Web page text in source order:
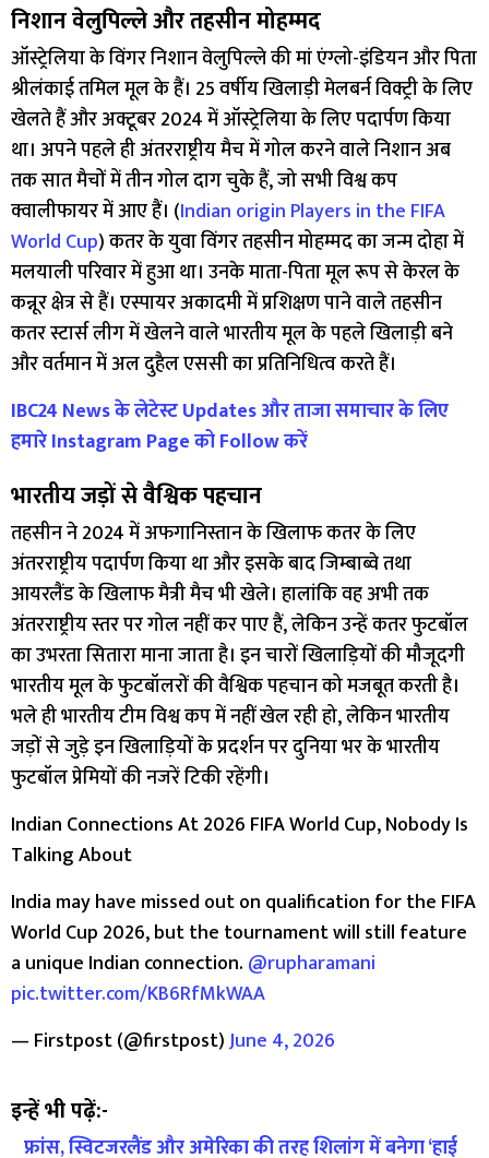
निशान वेलुपिल्ले और तहसीन मोहम्मद
ऑस्ट्रेलिया के विंगर निशान वेलुपिल्ले की मां एंग्लो-इंडियन और पिता
श्रीलंकाई तमिल मूल के हैं। 25 वर्षीय खिलाड़ी मेलबर्न विक्ट्री के लिए
खेलते हैं और अक्टूबर 2024 में ऑस्ट्रेलिया के लिए पदार्पण किया
था। अपने पहले ही अंतरराष्ट्रीय मैच में गोल करने वाले निशान अब
तक सात मैचों में तीन गोल दाग चुके हैं, जो सभी विश्व कप
क्वालीफायर में आए हैं। (Indian origin Players in the FIFA
World Cup) कतर के युवा विंगर तहसीन मोहम्मद का जन्म दोहा में
मलयाली परिवार में हुआ था। उनके माता-पिता मूल रूप से केरल के
कन्नूर क्षेत्र से हैं। एस्पायर अकादमी में प्रशिक्षण पाने वाले तहसीन
कतर स्टार्स लीग में खेलने वाले भारतीय मूल के पहले खिलाड़ी बने
और वर्तमान में अल दुहैल एससी का प्रतिनिधित्व करते हैं।
IBC24 News के लेटेस्ट Updates और ताजा समाचार के लिए
हमारे Instagram Page को Follow करें
भारतीय जड़ों से वैश्विक पहचान
तहसीन ने 2024 में अफगानिस्तान के खिलाफ कतर के लिए
अंतरराष्ट्रीय पदार्पण किया था और इसके बाद जिम्बाब्वे तथा
आयरलैंड के खिलाफ मैत्री मैच भी खेले। हालांकि वह अभी तक
अंतरराष्ट्रीय स्तर पर गोल नहीं कर पाए हैं, लेकिन उन्हें कतर फुटबॉल
का उभरता सितारा माना जाता है। इन चारों खिलाड़ियों की मौजूदगी
भारतीय मूल के फुटबॉलरों की वैश्विक पहचान को मजबूत करती है।
भले ही भारतीय टीम विश्व कप में नहीं खेल रही हो, लेकिन भारतीय
जड़ों से जुड़े इन खिलाड़ियों के प्रदर्शन पर दुनिया भर के भारतीय
फुटबॉल प्रेमियों की नजरें टिकी रहेंगी।
Indian Connections At 2026 FIFA World Cup, Nobody Is
Talking About
India may have missed out on qualification for the FIFA
World Cup 2026, but the tournament will still feature
a unique Indian connection. @rupharamani
pic.twitter.com/KB6RfMkWAA
— Firstpost (@firstpost)June 4, 2026
इन्हें भी पढ़ें:-
फ्रांस, स्विटजरलैंड और अमेरिका की तरह शिलांग में बनेगा ‘हाई